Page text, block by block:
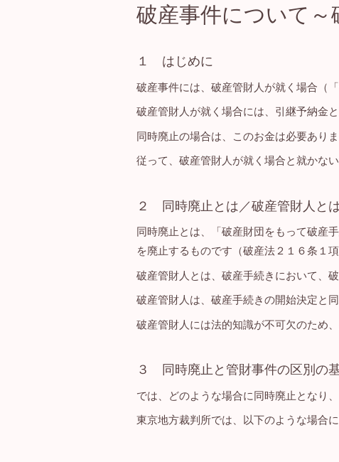
破産事件について
１ はじめに
破産事件には、破産管財人が就く場合（
破産管財人が就く場合には、引継予納金
同時廃止の場合は、このお金は必要ありま
従って、破産管財人が就く場合と就かな
２ 同時廃止とは／破産管財人と
同時廃止とは、「破産財団をもって破産
を廃止するものです（破産法２１６条１項
破産管財人とは、破産手続きにおいて、
破産管財人は、破産手続きの開始決定と
破産管財人には法的知識が不可欠のため
３ 同時廃止と管財事件の区別の
では、どのような場合に同時廃止となり
東京地方裁判所では、以下のような場合